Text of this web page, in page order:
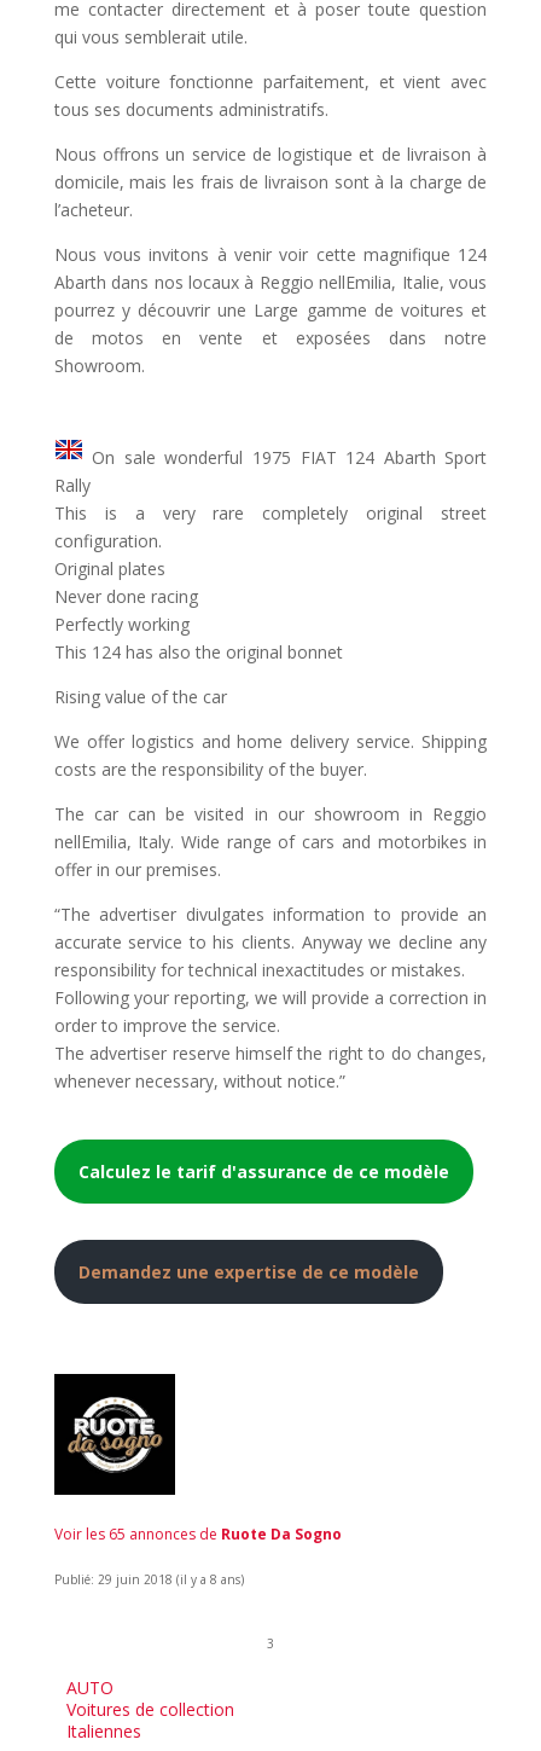
me contacter directement et à poser toute question
qui vous semblerait utile.
Cette voiture fonctionne parfaitement, et vient avec
tous ses documents administratifs.
Nous offrons un service de logistique et de livraison à
domicile, mais les frais de livraison sont à la charge de
l’acheteur.
Nous vous invitons à venir voir cette magnifique 124
Abarth dans nos locaux à Reggio nellEmilia, Italie, vous
pourrez y découvrir une Large gamme de voitures et
de motos en vente et exposées dans notre
Showroom.
On sale wonderful 1975 FIAT 124 Abarth Sport
Rally
This is a very rare completely original street
configuration.
Original plates
Never done racing
Perfectly working
This 124 has also the original bonnet
Rising value of the car
We offer logistics and home delivery service. Shipping
costs are the responsibility of the buyer.
The car can be visited in our showroom in Reggio
nellEmilia, Italy. Wide range of cars and motorbikes in
offer in our premises.
“The advertiser divulgates information to provide an
accurate service to his clients. Anyway we decline any
responsibility for technical inexactitudes or mistakes.
Following your reporting, we will provide a correction in
order to improve the service.
The advertiser reserve himself the right to do changes,
whenever necessary, without notice.”
Calculez le tarif d'assurance de ce modèle
Demandez une expertise de ce modèle
Voir les 65 annonces de Ruote Da Sogno
Publié: 29 juin 2018 (il y a 8 ans)
3
AUTO
Voitures de collection
Italiennes